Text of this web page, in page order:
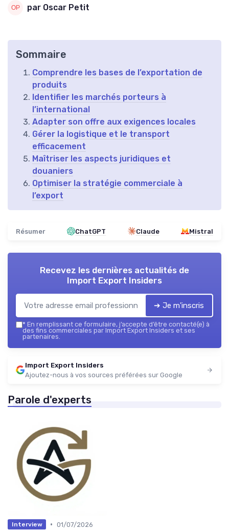
par Oscar Petit
Sommaire
Comprendre les bases de l’exportation de
produits
Identifier les marchés porteurs à
l’international
Adapter son offre aux exigences locales
Gérer la logistique et le transport
efficacement
Maîtriser les aspects juridiques et
douaniers
Optimiser la stratégie commerciale à
l’export
Résumer ChatGPT Claude Mistral
Recevez les dernières actualités de
Import Export Insiders
➔ Je m'inscris
* En remplissant ce formulaire, j’accepte d’être contacté(e) à
des fins commerciales par Import Export Insiders et ses
partenaires.
Import Export Insiders
Ajoutez-nous à vos sources préférées sur Google
Parole d'experts
Interview • 01/07/2026